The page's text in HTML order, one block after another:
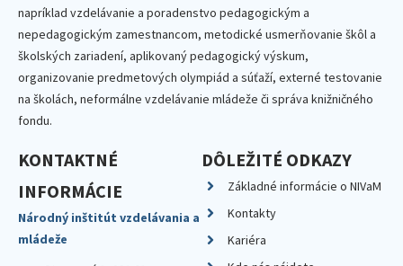
napríklad vzdelávanie a poradenstvo pedagogickým a
nepedagogickým zamestnancom, metodické usmerňovanie škôl a
školských zariadení, aplikovaný pedagogický výskum,
organizovanie predmetových olympiád a súťaží, externé testovanie
na školách, neformálne vzdelávanie mládeže či správa knižničného
fondu.
KONTAKTNÉ
INFORMÁCIE
Národný inštitút vzdelávania a
mládeže
DÔLEŽITÉ ODKAZY
Základné informácie o NIVaM
Kontakty
Kariéra